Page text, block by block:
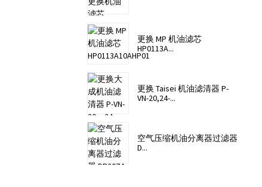
更换 MP 机油滤芯
HP0113A...
更换 Taisei 机油滤清器 P-
VN-20,24-...
空气压缩机油分离器过滤器
D...